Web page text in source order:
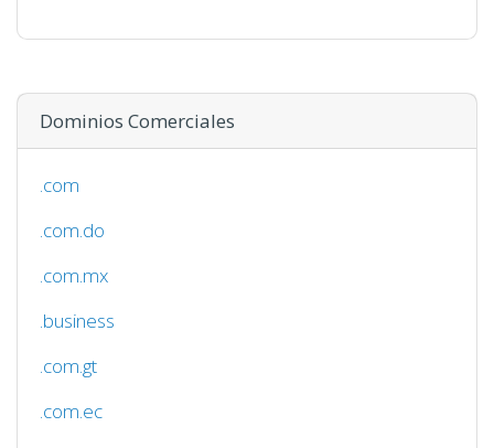
Dominios Comerciales
.com
.com.do
.com.mx
.business
.com.gt
.com.ec